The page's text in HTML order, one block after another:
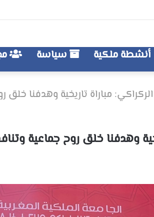
أنشطة ملكية سياسة
الركراكي: مباراة تاريخية وهدفنا
وهدفنا خلق روح جماعية